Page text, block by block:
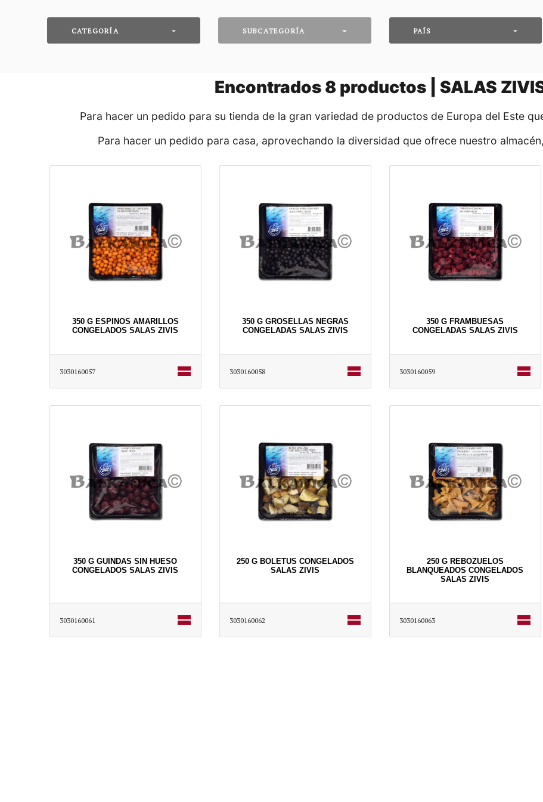
CATEGORÍA SUBCATEGORÍA PAÍS
Encontrados 8productos | SALAS
Para hacer un pedido para su tienda de la gran variedad de productos de Europa del Este
Para hacer un pedido para casa, aprovechando la diversidad que ofrece nuestro
350 G ESPINOS AMARILLOS
CONGELADOS SALAS ZIVIS
3030160057
350 G GROSELLAS NEGRAS
CONGELADAS SALAS ZIVIS
3030160058
350 G FRAMBUESAS
CONGELADAS SALAS ZIVIS
3030160059
350 G GUINDAS SIN HUESO
CONGELADOS SALAS ZIVIS
3030160061
250 G BOLETUS CONGELADOS
SALAS ZIVIS
3030160062
250 G REBOZUELOS
BLANQUEADOS CONGELADOS
SALAS ZIVIS
3030160063